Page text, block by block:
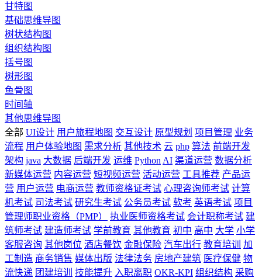
甘特图
基础思维导图
树状结构图
组织结构图
括号图
树形图
鱼骨图
时间轴
其他思维导图
全部 UI设计 用户旅程地图 交互设计 原型规划 项目管理 业务
流程 用户体验地图 需求分析 其他技术 云 php 算法 前端开发
架构 java 大数据 后端开发 运维 Python AI 渠道运营 数据分析
新媒体运营 内容运营 短视频运营 活动运营 工具推荐 产品运
营 用户运营 电商运营 教师资格证考试 心理咨询师考试 计算
机考试 司法考试 研究生考试 公务员考试 软考 英语考试 项目
管理师职业资格（PMP）
执业医师资格考试 会计职称考试 建
筑师考试 建造师考试 学前教育 其他教育 初中 高中 大学 小学
客服咨询 其他岗位 酒店餐饮 金融保险 汽车出行 教育培训
加
工制造 商务销售 媒体出版 法律法务 房地产建筑 医疗保健 物
流快递 团建培训 技能提升 入职离职 OKR-KPI 组织结构 采购